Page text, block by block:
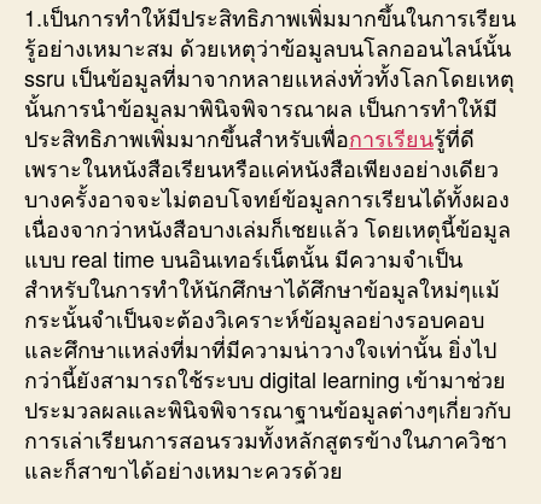
1.เป็นการทำให้มีประสิทธิภาพเพิ่มมากขึ้นในการเรียน
รู้อย่างเหมาะสม ด้วยเหตุว่าข้อมูลบนโลกออนไลน์นั้น
ssru เป็นข้อมูลที่มาจากหลายแหล่งทั่วทั้งโลกโดยเหตุ
นั้นการนำข้อมูลมาพินิจพิจารณาผล เป็นการทำให้มี
ประสิทธิภาพเพิ่มมากขึ้นสำหรับเพื่อการเรียนรู้ที่ดี
เพราะในหนังสือเรียนหรือแค่หนังสือเพียงอย่างเดียว
บางครั้งอาจจะไม่ตอบโจทย์ข้อมูลการเรียนได้ทั้งผอง
เนื่องจากว่าหนังสือบางเล่มก็เชยแล้ว โดยเหตุนี้ข้อมูล
แบบ real time บนอินเทอร์เน็ตนั้น มีความจำเป็น
สำหรับในการทำให้นักศึกษาได้ศึกษาข้อมูลใหม่ๆแม้
กระนั้นจำเป็นจะต้องวิเคราะห์ข้อมูลอย่างรอบคอบ
และศึกษาแหล่งที่มาที่มีความน่าวางใจเท่านั้น ยิ่งไป
กว่านี้ยังสามารถใช้ระบบ digital learning เข้ามาช่วย
ประมวลผลและพินิจพิจารณาฐานข้อมูลต่างๆเกี่ยวกับ
การเล่าเรียนการสอนรวมทั้งหลักสูตรข้างในภาควิชา
และก็สาขาได้อย่างเหมาะควรด้วย